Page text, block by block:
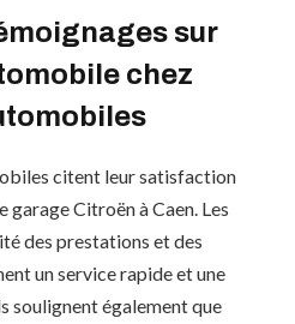
sur
chez
citent leur satisfaction
garage Citroën à Caen. Les
des prestations et des
un service rapide et une
soulignent également que